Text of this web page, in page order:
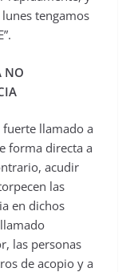
tengamos
NO
fuerte llamado a
forma directa a
acudir
las
en dichos
las personas
de acopio y a